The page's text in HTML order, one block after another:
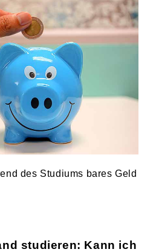
des Studiums bares Geld
studieren: Kann ich